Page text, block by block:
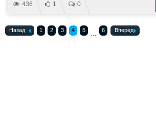
436 1 0
Назад 1 2 3 4 5 ... 6 Вперед